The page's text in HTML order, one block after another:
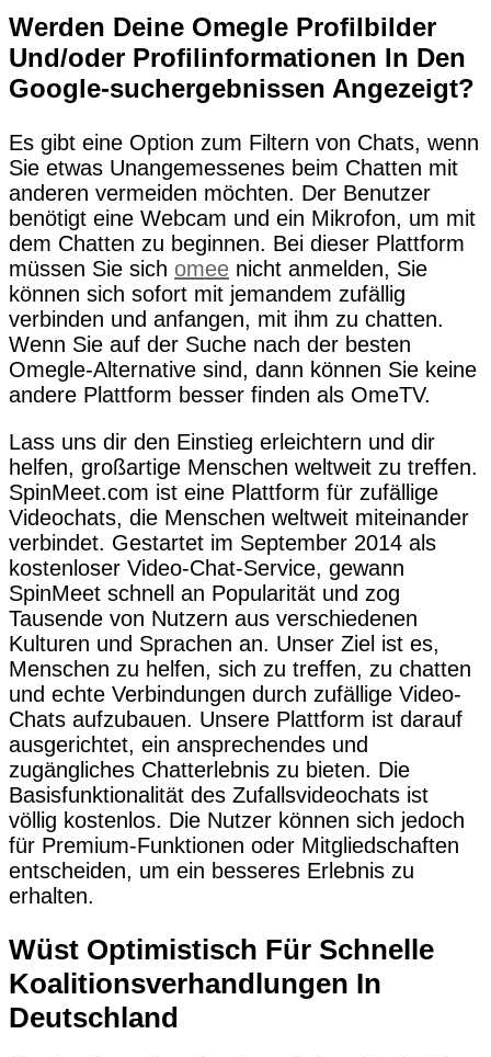
Werden Deine Omegle Profilbilder
Und/oder Profilinformationen In Den
Google-suchergebnissen Angezeigt?
Es gibt eine Option zum Filtern von Chats, wenn
Sie etwas Unangemessenes beim Chatten mit
anderen vermeiden möchten. Der Benutzer
benötigt eine Webcam und ein Mikrofon, um mit
dem Chatten zu beginnen. Bei dieser Plattform
müssen Sie sich omee nicht anmelden, Sie
können sich sofort mit jemandem zufällig
verbinden und anfangen, mit ihm zu chatten.
Wenn Sie auf der Suche nach der besten
Omegle-Alternative sind, dann können Sie keine
andere Plattform besser finden als OmeTV.
Lass uns dir den Einstieg erleichtern und dir
helfen, großartige Menschen weltweit zu treffen.
SpinMeet.com ist eine Plattform für zufällige
Videochats, die Menschen weltweit miteinander
verbindet. Gestartet im September 2014 als
kostenloser Video-Chat-Service, gewann
SpinMeet schnell an Popularität und zog
Tausende von Nutzern aus verschiedenen
Kulturen und Sprachen an. Unser Ziel ist es,
Menschen zu helfen, sich zu treffen, zu chatten
und echte Verbindungen durch zufällige Video-
Chats aufzubauen. Unsere Plattform ist darauf
ausgerichtet, ein ansprechendes und
zugängliches Chatterlebnis zu bieten. Die
Basisfunktionalität des Zufallsvideochats ist
völlig kostenlos. Die Nutzer können sich jedoch
für Premium-Funktionen oder Mitgliedschaften
entscheiden, um ein besseres Erlebnis zu
erhalten.
Wüst Optimistisch Für Schnelle
Koalitionsverhandlungen In
Deutschland